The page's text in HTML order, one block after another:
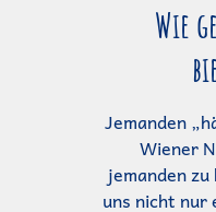
Wie
Jemanden
Wiener
jemanden
uns nicht nur